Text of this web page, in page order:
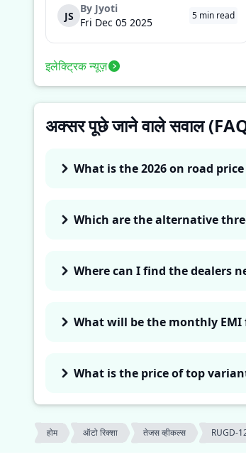
वाहन की व्यवस्था करने के लिये पर्याप्त साधन नहीं थे।
लेकिन दोस्ती की भावना ने उस...
JS
By Jyoti
Fri Dec 05 2025
5 min read
इलेक्ट्रिक न्यूज़
अक्सर पूछे जाने वाले सवाल
What is the 2026 on road
Which are the alternative
Where can I find the dealers
What will be the monthly EMI
What is the price of top
होम ऑटो रिक्शा तेजस व्हीकल्स RUGD-